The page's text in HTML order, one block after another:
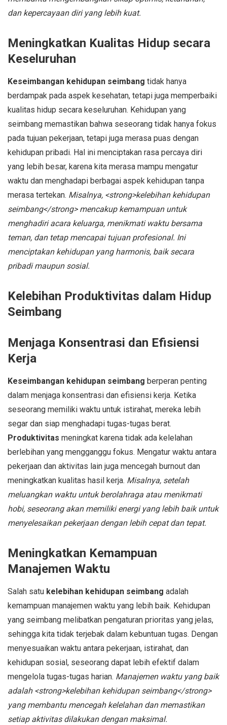
dan kepercayaan diri yang lebih kuat.
Meningkatkan Kualitas Hidup secara
Keseluruhan
Keseimbangan kehidupan seimbang tidak hanya
berdampak pada aspek kesehatan, tetapi juga memperbaiki
kualitas hidup secara keseluruhan. Kehidupan yang
seimbang memastikan bahwa seseorang tidak hanya fokus
pada tujuan pekerjaan, tetapi juga merasa puas dengan
kehidupan pribadi. Hal ini menciptakan rasa percaya diri
yang lebih besar, karena kita merasa mampu mengatur
waktu dan menghadapi berbagai aspek kehidupan tanpa
merasa tertekan. Misalnya, <strong>kelebihan kehidupan
seimbang</strong> mencakup kemampuan untuk
menghadiri acara keluarga, menikmati waktu bersama
teman, dan tetap mencapai tujuan profesional. Ini
menciptakan kehidupan yang harmonis, baik secara
pribadi maupun sosial.
Kelebihan Produktivitas dalam Hidup
Seimbang
Menjaga Konsentrasi dan Efisiensi
Kerja
Keseimbangan kehidupan seimbang berperan penting
dalam menjaga konsentrasi dan efisiensi kerja. Ketika
seseorang memiliki waktu untuk istirahat, mereka lebih
segar dan siap menghadapi tugas-tugas berat.
Produktivitas meningkat karena tidak ada kelelahan
berlebihan yang mengganggu fokus. Mengatur waktu antara
pekerjaan dan aktivitas lain juga mencegah burnout dan
meningkatkan kualitas hasil kerja. Misalnya, setelah
meluangkan waktu untuk berolahraga atau menikmati
hobi, seseorang akan memiliki energi yang lebih baik untuk
menyelesaikan pekerjaan dengan lebih cepat dan tepat.
Meningkatkan Kemampuan
Manajemen Waktu
Salah satu kelebihan kehidupan seimbang adalah
kemampuan manajemen waktu yang lebih baik. Kehidupan
yang seimbang melibatkan pengaturan prioritas yang jelas,
sehingga kita tidak terjebak dalam kebuntuan tugas. Dengan
menyesuaikan waktu antara pekerjaan, istirahat, dan
kehidupan sosial, seseorang dapat lebih efektif dalam
mengelola tugas-tugas harian. Manajemen waktu yang baik
adalah <strong>kelebihan kehidupan seimbang</strong>
yang membantu mencegah kelelahan dan memastikan
setiap aktivitas dilakukan dengan maksimal.